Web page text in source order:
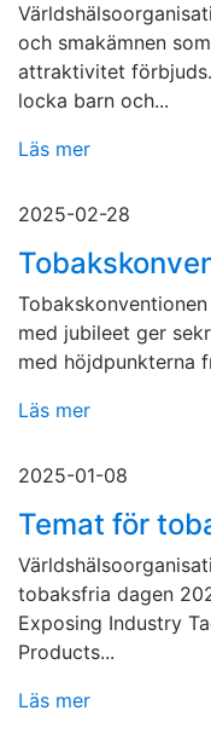
och smakämnen
attraktivitet
locka barn och...
Läs mer
2025-02-28
med jubileet ger
med höjdpunkterna
Läs mer
2025-01-08
Temat för
tobaksfria dagen
Exposing Industry
Products...
Läs mer